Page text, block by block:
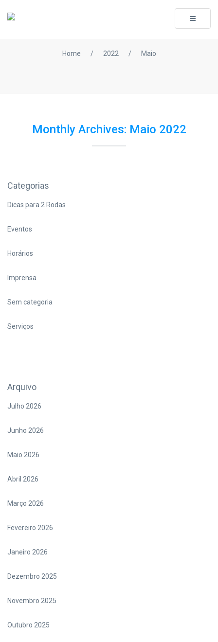
Toggle
Home / 2022 / Maio
Monthly Archives: Maio 2022
Categorias
Dicas para 2 Rodas
Eventos
Horários
Imprensa
Sem categoria
Serviços
Arquivo
Julho 2026
Junho 2026
Maio 2026
Abril 2026
Março 2026
Fevereiro 2026
Janeiro 2026
Dezembro 2025
Novembro 2025
Outubro 2025